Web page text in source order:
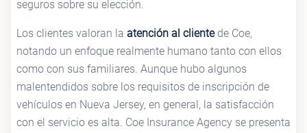
seguros sobre su elección.
Los clientes valoran la atención al clientede Coe,
notando un enfoque realmente humano tanto con ellos
como con sus familiares. Aunque hubo algunos
malentendidos sobre los requisitos de inscripción de
vehículos en Nueva Jersey, en general, la satisfacción
con el servicio es alta. Coe Insurance Agency se presenta